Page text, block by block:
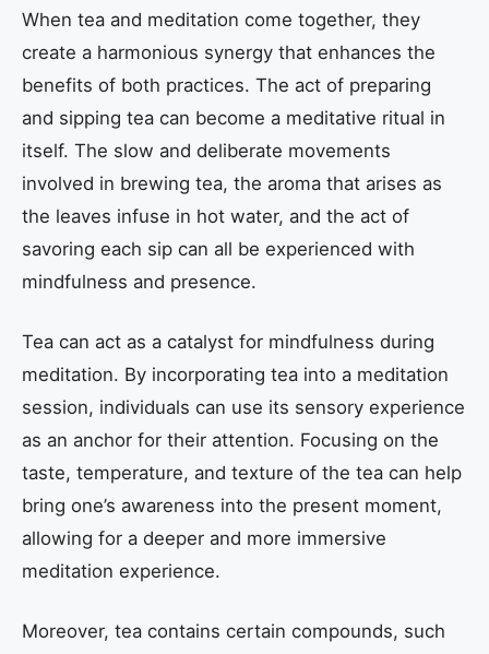
When tea and meditation come together, they
create a harmonious synergy that enhances the
benefits of both practices. The act of preparing
and sipping tea can become a meditative ritual in
itself. The slow and deliberate movements
involved in brewing tea, the aroma that arises as
the leaves infuse in hot water, and the act of
savoring each sip can all be experienced with
mindfulness and presence.
Tea can act as a catalyst for mindfulness during
meditation. By incorporating tea into a meditation
session, individuals can use its sensory experience
as an anchor for their attention. Focusing on the
taste, temperature, and texture of the tea can help
bring one’s awareness into the present moment,
allowing for a deeper and more immersive
meditation experience.
Moreover, tea contains certain compounds, such